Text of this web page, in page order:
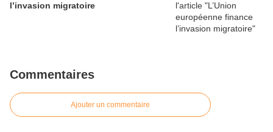
l’invasion migratoire
Commentaires
Ajouter un commentaire